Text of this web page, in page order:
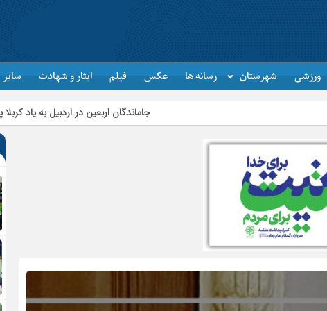
ورزشی شهرستان رسانه ها عکس فیلم ایثار و شهادت سایر
جاماندگان اربعین در اردبیل به یاد کربلا پیاده‌روی کردند